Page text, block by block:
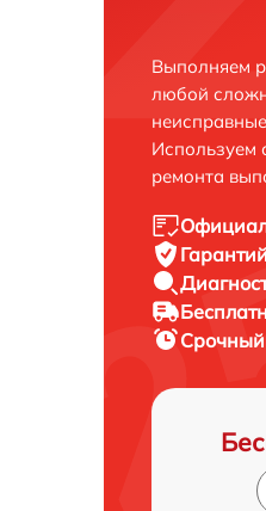
Выполняем
любой
Используем
ремонта